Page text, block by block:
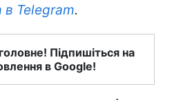
в Telegram.
Підпишіться на
в Google!